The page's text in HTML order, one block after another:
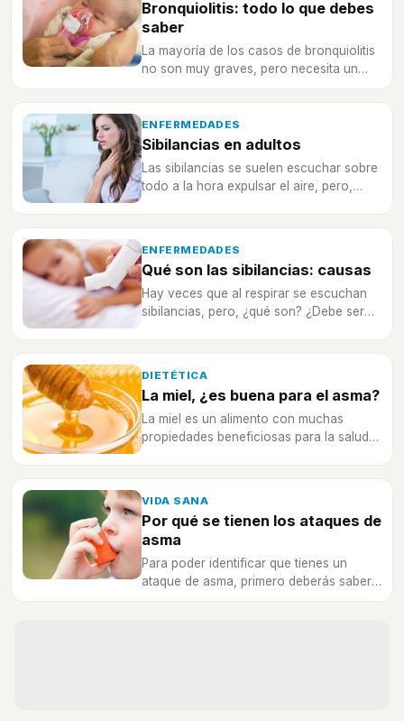
Bronquiolitis: todo lo que debes
saber
La mayoría de los casos de bronquiolitis
no son muy graves, pero necesita un
ENFERMEDADES
Sibilancias en adultos
Las sibilancias se suelen escuchar sobre
todo a la hora expulsar el aire, pero,
ENFERMEDADES
Qué son las sibilancias: causas
Hay veces que al respirar se escuchan
sibilancias, pero, ¿qué son? ¿Debe ser
DIETÉTICA
La miel, ¿es buena para el asma?
La miel es un alimento con muchas
propiedades beneficiosas para la salud,
VIDA SANA
Por qué se tienen los ataques de
asma
Para poder identificar que tienes un
ataque de asma, primero deberás saber